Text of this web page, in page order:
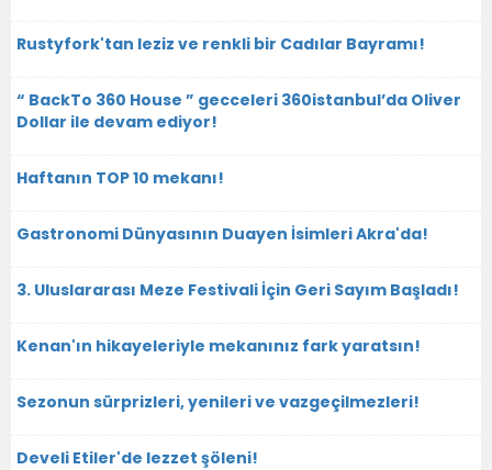
Rustyfork'tan leziz ve renkli bir Cadılar Bayramı!
“ BackTo 360 House ” gecceleri 360istanbul’da Oliver
Dollar ile devam ediyor!
Haftanın TOP 10 mekanı!
Gastronomi Dünyasının Duayen İsimleri Akra'da!
3. Uluslararası Meze Festivali İçin Geri Sayım Başladı!
Kenan'ın hikayeleriyle mekanınız fark yaratsın!
Sezonun sürprizleri, yenileri ve vazgeçilmezleri!
Develi Etiler'de lezzet şöleni!